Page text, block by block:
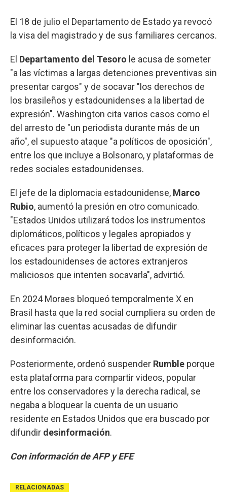
El 18 de julio el Departamento de Estado ya revocó
la visa del magistrado y de sus familiares cercanos.
El Departamento del Tesoro le acusa de someter
"a las víctimas a largas detenciones preventivas sin
presentar cargos" y de socavar "los derechos de
los brasileños y estadounidenses a la libertad de
expresión". Washington cita varios casos como el
del arresto de "un periodista durante más de un
año", el supuesto ataque "a políticos de oposición",
entre los que incluye a Bolsonaro, y plataformas de
redes sociales estadounidenses.
El jefe de la diplomacia estadounidense, Marco
Rubio, aumentó la presión en otro comunicado.
"Estados Unidos utilizará todos los instrumentos
diplomáticos, políticos y legales apropiados y
eficaces para proteger la libertad de expresión de
los estadounidenses de actores extranjeros
maliciosos que intenten socavarla", advirtió.
En 2024 Moraes bloqueó temporalmente X en
Brasil hasta que la red social cumpliera su orden de
eliminar las cuentas acusadas de difundir
desinformación.
Posteriormente, ordenó suspender Rumble porque
esta plataforma para compartir videos, popular
entre los conservadores y la derecha radical, se
negaba a bloquear la cuenta de un usuario
residente en Estados Unidos que era buscado por
difundir desinformación.
Con información de AFP y EFE
RELACIONADAS